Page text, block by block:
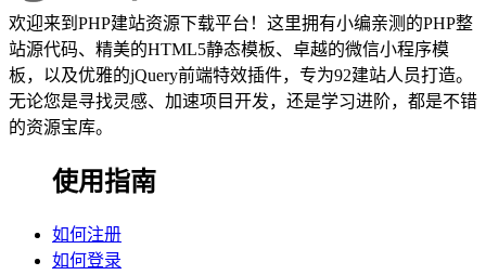
欢迎来到PHP建站资源下载平台！这里拥有小编亲测的PHP整
站源代码、精美的HTML5静态模板、卓越的微信小程序模
板，以及优雅的jQuery前端特效插件，专为92建站人员打造。
无论您是寻找灵感、加速项目开发，还是学习进阶，都是不错
的资源宝库。
使用指南
如何注册
如何登录